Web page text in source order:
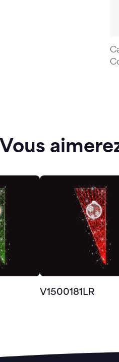
Vous
V1500181LR